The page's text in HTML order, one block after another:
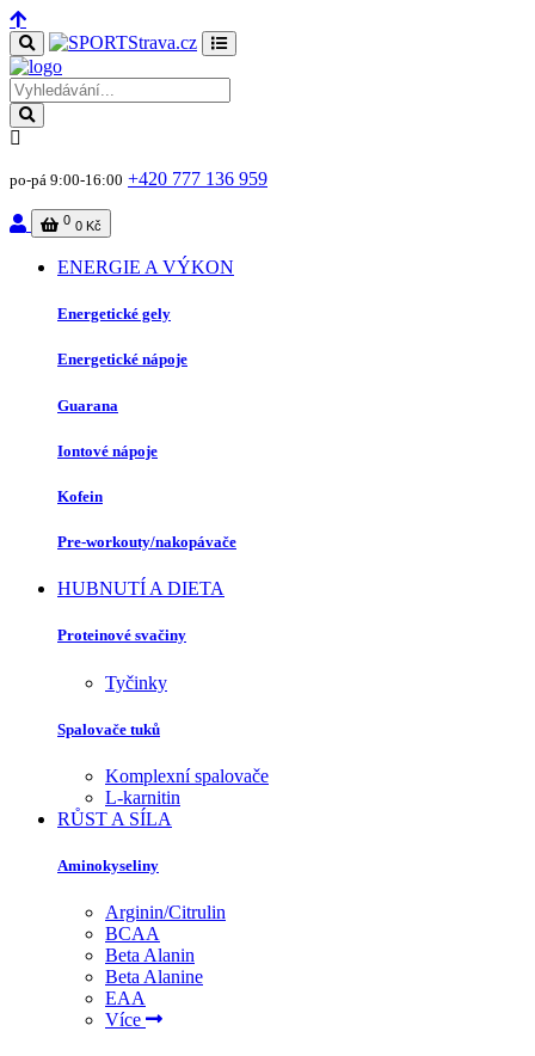
po-pá 9:00-16:00 +420 777 136 959
0 0 Kč
ENERGIE A VÝKON
Energetické gely
Energetické nápoje
Guarana
Iontové nápoje
Kofein
Pre-workouty/nakopávače
HUBNUTÍ A DIETA
Proteinové svačiny
Tyčinky
Spalovače tuků
Komplexní spalovače
L-karnitin
RŮST A SÍLA
Aminokyseliny
Arginin/Citrulin
BCAA
Beta Alanin
Beta Alanine
EAA
Více